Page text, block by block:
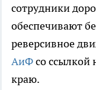
сотрудники
обеспечивают
реверсивное
АиФсо ссылкой
краю.